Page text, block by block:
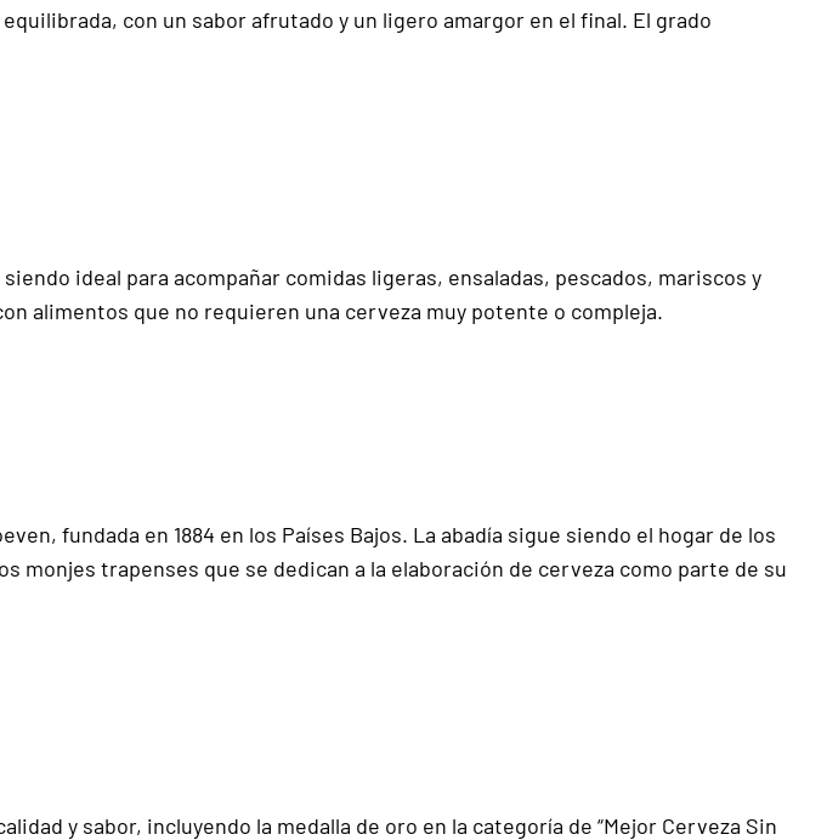
con un sabor afrutado y un ligero amargor en el final. El grado
ideal para acompañar comidas ligeras, ensaladas, pescados, mariscos y
alimentos que no requieren una cerveza muy potente o compleja.
fundada en 1884 en los Países Bajos. La abadía sigue siendo el hogar de los
trapenses que se dedican a la elaboración de cerveza como parte de su
y sabor, incluyendo la medalla de oro en la categoría de “Mejor Cerveza Sin